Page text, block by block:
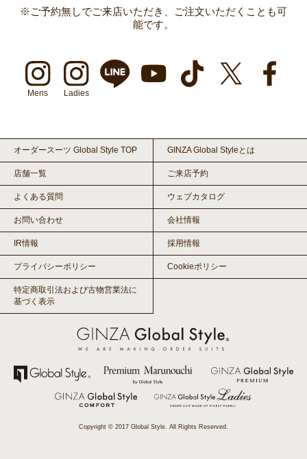
※ご予約無しでご来店いただき、ご注文いただくことも可
能です。
Mens Ladies
オーダースーツ Global Style TOP GINZA Global Styleとは
店舗一覧 ご来店予約
よくある質問 ウェブカタログ
お問い合わせ 会社情報
IR情報 採用情報
プライバシーポリシー Cookieポリシー
特定商取引法および古物営業法に
基づく表示
Copyright © 2017 Global Style. All Rights Reserved.